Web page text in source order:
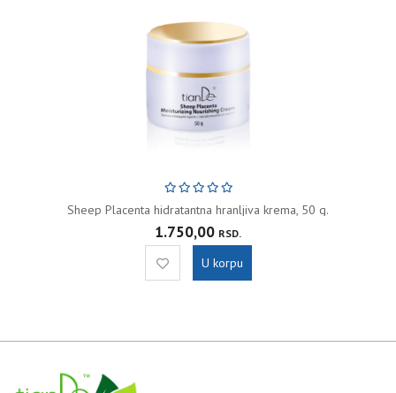
Sheep Placenta hidratantna hranljiva krema, 50 g.
1.750,00 RSD.
U korpu